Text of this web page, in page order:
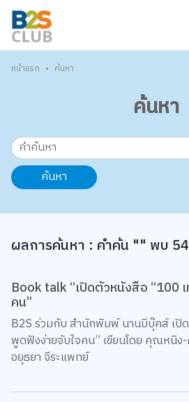
หน้าแรก • ค้นหา
ค้นหา
ค้นหา
ผลการค้นหา : คำค้น "" พบ
Book talk “เปิดตัวหนังสือ “100
คน”
B2S ร่วมกับ สำนักพิมพ์ นานมีบุ๊คส์ เปิ
พูดฟังง่ายจับใจคน” เขียนโดย คุณหนิ
อยุธยา จีระแพทย์